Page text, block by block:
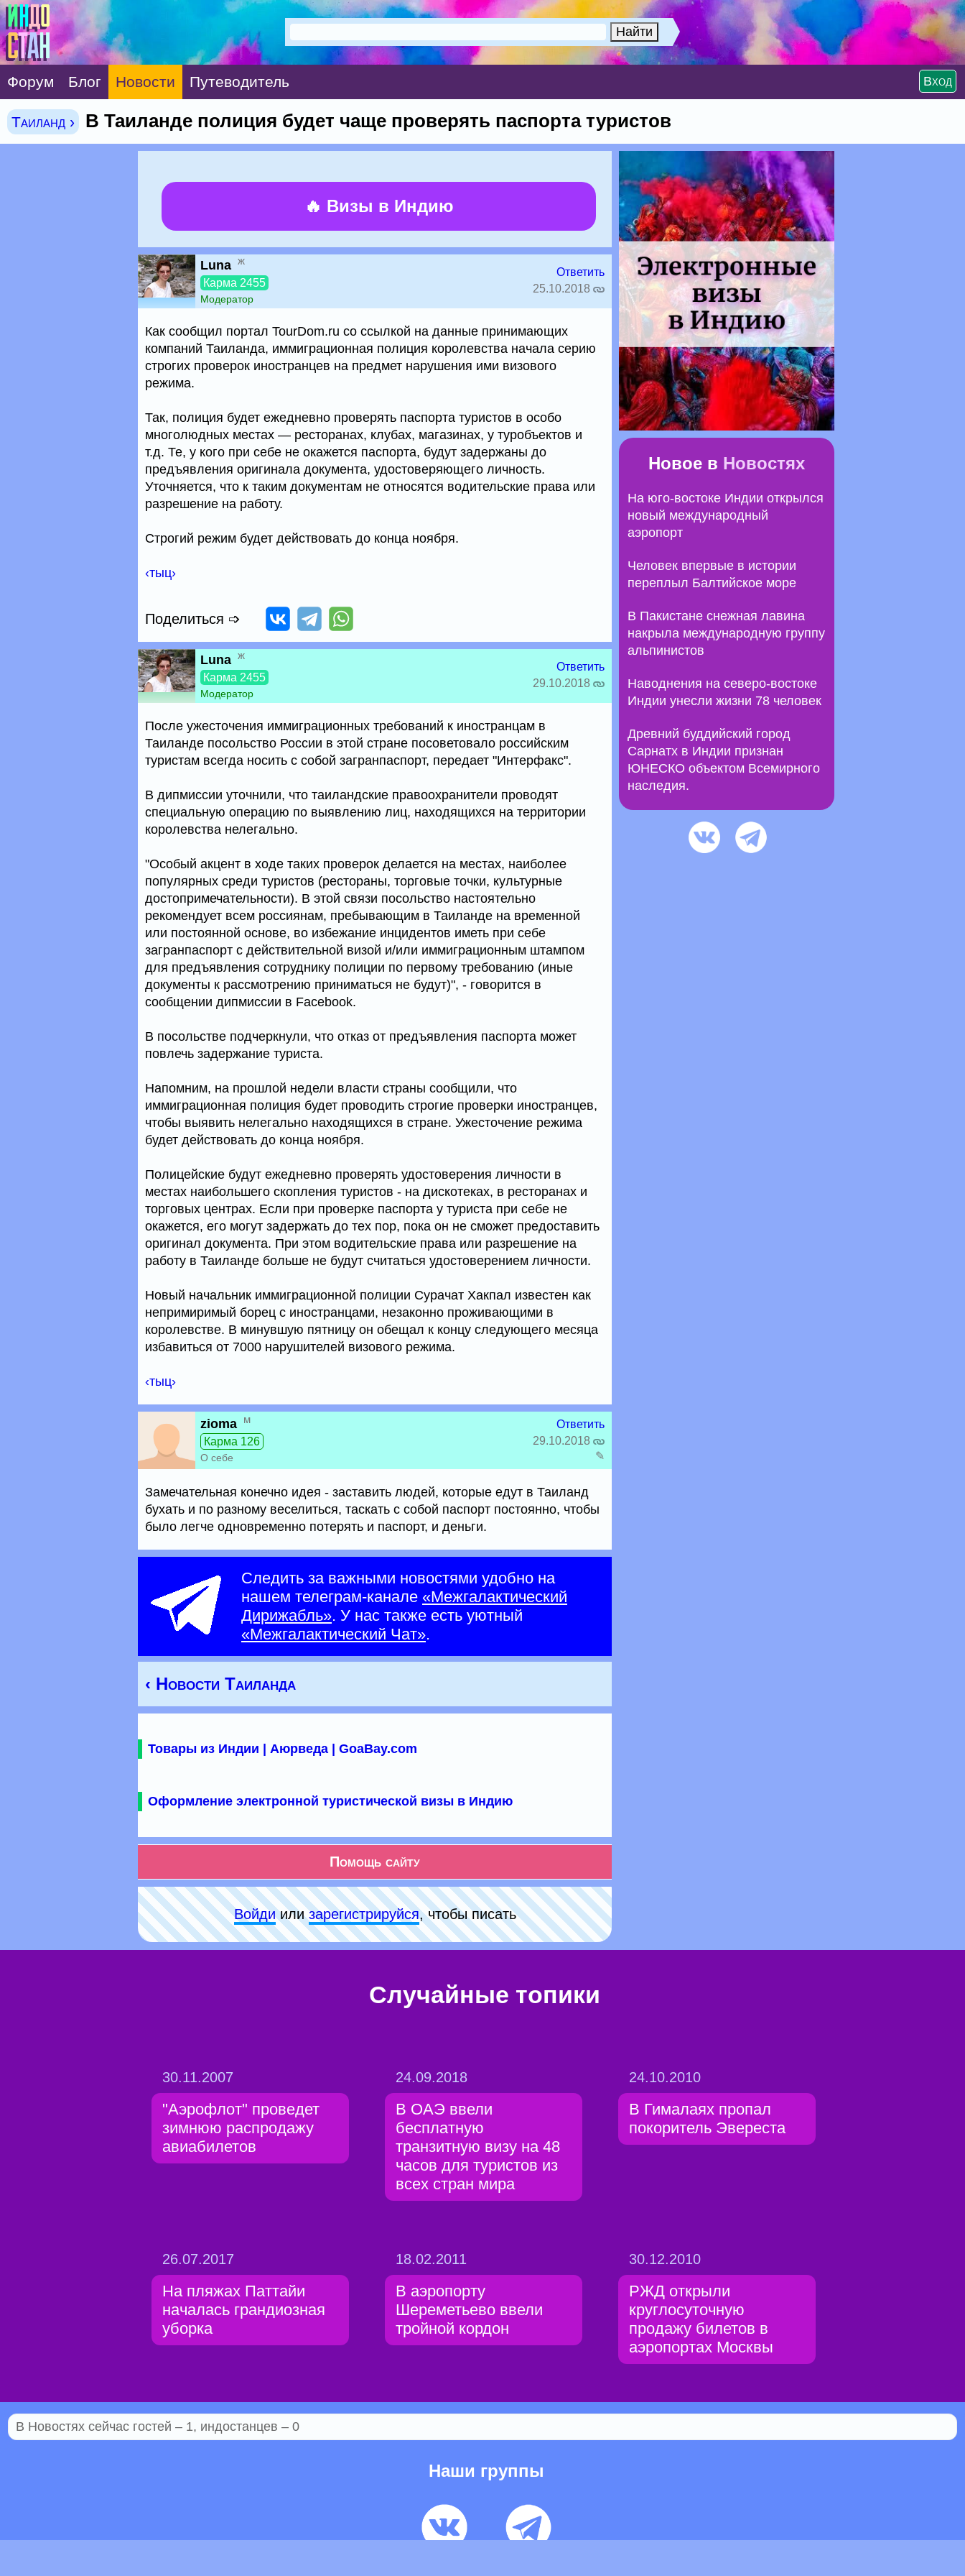
Форум Блог Новости Путеводитель Вход
Таиланд › В Таиланде полиция будет чаще проверять паспорта туристов
🔥 Визы в Индию
Luna ж
Карма 2455
Модератор
Ответить
25.10.2018
Как сообщил портал TourDom.ru со ссылкой на данные принимающих
компаний Таиланда, иммиграционная полиция королевства начала серию
строгих проверок иностранцев на предмет нарушения ими визового
режима.
Так, полиция будет ежедневно проверять паспорта туристов в особо
многолюдных местах — ресторанах, клубах, магазинах, у туробъектов и
т.д. Те, у кого при себе не окажется паспорта, будут задержаны до
предъявления оригинала документа, удостоверяющего личность.
Уточняется, что к таким документам не относятся водительские права или
разрешение на работу.
Строгий режим будет действовать до конца ноября.
‹тыц›
Поделиться ➩
Luna ж
Карма 2455
Модератор
Ответить
29.10.2018
После ужесточения иммиграционных требований к иностранцам в
Таиланде посольство России в этой стране посоветовало российским
туристам всегда носить с собой загранпаспорт, передает "Интерфакс".
В дипмиссии уточнили, что таиландские правоохранители проводят
специальную операцию по выявлению лиц, находящихся на территории
королевства нелегально.
"Особый акцент в ходе таких проверок делается на местах, наиболее
популярных среди туристов (рестораны, торговые точки, культурные
достопримечательности). В этой связи посольство настоятельно
рекомендует всем россиянам, пребывающим в Таиланде на временной
или постоянной основе, во избежание инцидентов иметь при себе
загранпаспорт с действительной визой и/или иммиграционным штампом
для предъявления сотруднику полиции по первому требованию (иные
документы к рассмотрению приниматься не будут)", - говорится в
сообщении дипмиссии в Facebook.
В посольстве подчеркнули, что отказ от предъявления паспорта может
повлечь задержание туриста.
Напомним, на прошлой недели власти страны сообщили, что
иммиграционная полиция будет проводить строгие проверки иностранцев,
чтобы выявить нелегально находящихся в стране. Ужесточение режима
будет действовать до конца ноября.
Полицейские будут ежедневно проверять удостоверения личности в
местах наибольшего скопления туристов - на дискотеках, в ресторанах и
торговых центрах. Если при проверке паспорта у туриста при себе не
окажется, его могут задержать до тех пор, пока он не сможет предоставить
оригинал документа. При этом водительские права или разрешение на
работу в Таиланде больше не будут считаться удостоверением личности.
Новый начальник иммиграционной полиции Сурачат Хакпал известен как
непримиримый борец с иностранцами, незаконно проживающими в
королевстве. В минувшую пятницу он обещал к концу следующего месяца
избавиться от 7000 нарушителей визового режима.
‹тыц›
zioma м
Карма 126
О себе
Ответить
29.10.2018
✎
Замечательная конечно идея - заставить людей, которые едут в Таиланд
бухать и по разному веселиться, таскать с собой паспорт постоянно, чтобы
было легче одновременно потерять и паспорт, и деньги.
Следить за важными новостями удобно на
нашем телеграм-канале «Межгалактический
Дирижабль». У нас также есть уютный
«Межгалактический Чат».
‹ Новости Таиланда
Товары из Индии | Аюрведа | GoaBay.com
Оформление электронной туристической визы в Индию
Помощь сайту
Войдиилизарeгиcтpируйся, чтобы писать
Новое в Новостях
На юго-востоке Индии открылся
новый международный
аэропорт
Человек впервые в истории
переплыл Балтийское море
В Пакистане снежная лавина
накрыла международную группу
альпинистов
Наводнения на северо-востоке
Индии унесли жизни 78 человек
Древний буддийский город
Сарнатх в Индии признан
ЮНЕСКО объектом Всемирного
наследия.
Случайные топики
30.11.2007
"Аэрофлот" проведет
зимнюю распродажу
авиабилетов
24.09.2018
В ОАЭ ввели
бесплатную
транзитную визу на 48
часов для туристов из
всех стран мира
24.10.2010
В Гималаях пропал
покоритель Эвереста
26.07.2017
На пляжах Паттайи
началась грандиозная
уборка
18.02.2011
В аэропорту
Шереметьево ввели
тройной кордон
30.12.2010
РЖД открыли
круглосуточную
продажу билетов в
аэропортах Москвы
В Новостях сейчас гостей – 1, индостанцев – 0
Наши группы